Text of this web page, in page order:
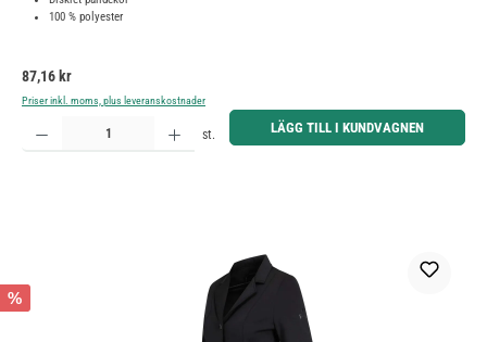
100 % polyester
Ordinarie pris:
87,16 kr
Priser inkl. moms, plus leveranskostnader
Produktkvantitet: Ange önskat belopp eller använd knapparna för att öka eller minska kvantiteten.
st. LÄGG TILL I KUNDVAGNEN
%